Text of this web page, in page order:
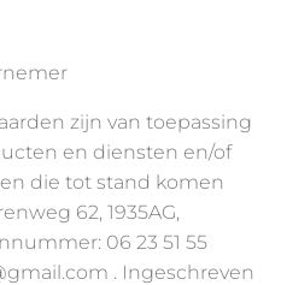
zijn van toepassing
en diensten en/of
die tot stand komen
62, 1935AG,
06 23 51 55
. Ingeschreven